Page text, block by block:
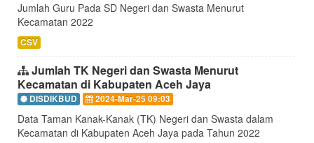
Jumlah Guru Pada SD Negeri dan Swasta Menurut
Kecamatan 2022
CSV
Jumlah TK Negeri dan Swasta Menurut
Kecamatan di Kabupaten Aceh Jaya
DISDIKBUD 2024-Mar-25 09:03
Data Taman Kanak-Kanak (TK) Negeri dan Swasta dalam
Kecamatan di Kabupaten Aceh Jaya pada Tahun 2022